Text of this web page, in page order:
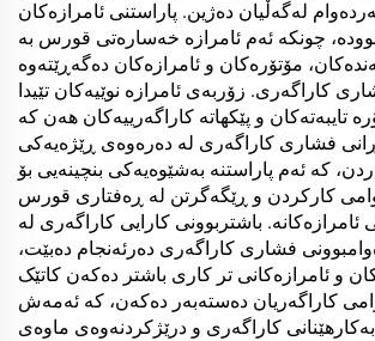
لەگەڵیان دەژین. پاراستنی ئامرازەکان
چونکە ئەم ئامرازە خەسارەتی قورس بە
مۆتۆرەکان و ئامرازەکان دەگەڕێتەوە
کاراگەری. زۆربەی ئامرازە نوێیەکان تێیدا
تایبەتەکان و پێکهاتە کاراگەرییەکان هەن کە
فشاری کاراگەری لە دەرەوەی ڕێژەیەکی
کە ئەم پاراستنە بەشێوەیەکی بنچینەیی بۆ
کارکردن و ڕێگەگرتن لە ڕەفتاری قورس
ئامرازەکانە. باشتربوونی کارایی کاراگەری لە
فشاری کاراگەری دەرئەنجام دەبێت،
و ئامرازەکانی تر کاری باشتر دەکەن کاتێک
کاراگەریان دەستەبەر دەکەن، کە ئەمەش
کاراگەری و درێژکردنەوەی ماوەی